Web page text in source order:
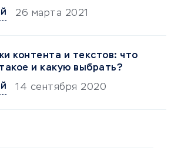
26 марта 2021
контента и текстов: что
и какую выбрать?
14 сентября 2020